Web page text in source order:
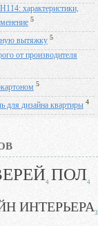
характеристики,
5
вытяжку 5
от производителя
5
для дизайна квартиры 4
4 ПОЛ4
ИНТЕРЬЕРА3